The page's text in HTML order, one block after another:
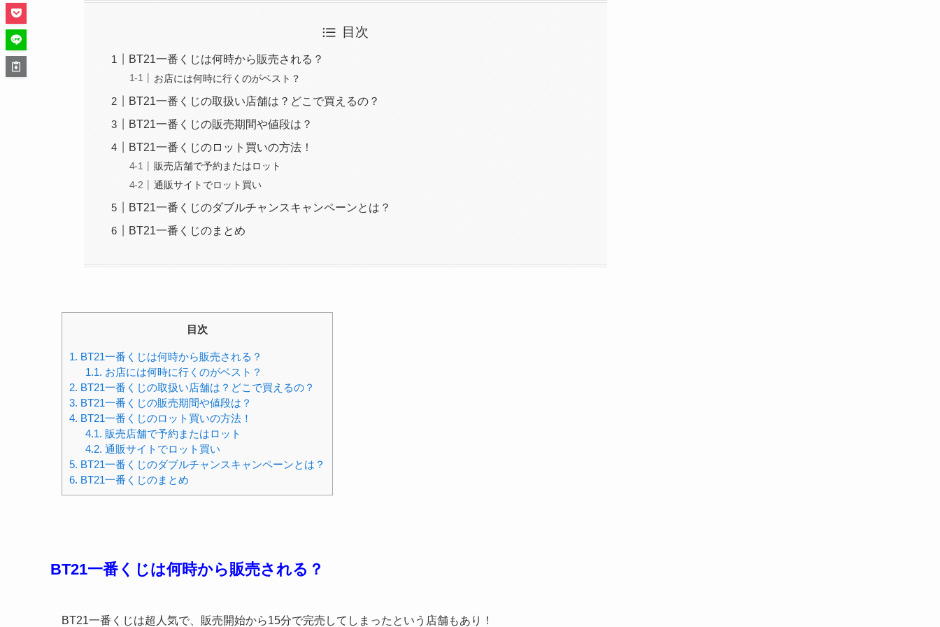
目次
BT21一番くじは何時から販売される？
お店には何時に行くのがベスト？
BT21一番くじの取扱い店舗は？どこで買えるの？
BT21一番くじの販売期間や値段は？
BT21一番くじのロット買いの方法！
販売店舗で予約またはロット
通販サイトでロット買い
BT21一番くじのダブルチャンスキャンペーンとは？
BT21一番くじのまとめ
目次
1. BT21一番くじは何時から販売される？
1.1. お店には何時に行くのがベスト？
2. BT21一番くじの取扱い店舗は？どこで買えるの？
3. BT21一番くじの販売期間や値段は？
4. BT21一番くじのロット買いの方法！
4.1. 販売店舗で予約またはロット
4.2. 通販サイトでロット買い
5. BT21一番くじのダブルチャンスキャンペーンとは？
6. BT21一番くじのまとめ
BT21一番くじは何時から販売される？
BT21一番くじは超人気で、販売開始から15分で完売してしまったという店舗もあり！